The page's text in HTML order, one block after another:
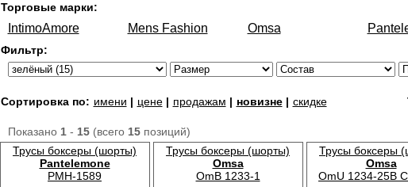
Торговые марки:
IntimoAmore Mens Fashion Omsa
Фильтр:
Сортировка по: имени | цене| продажам | новизне| скидке
Показано 1- 15(всего 15позиций)
Трусы боксеры (шорты)
Pantelemone
PMH-1589
Трусы боксеры (шорты)
Omsa
OmB 1233-1
Трусы боксеры
Omsa
OmU 1234-25B